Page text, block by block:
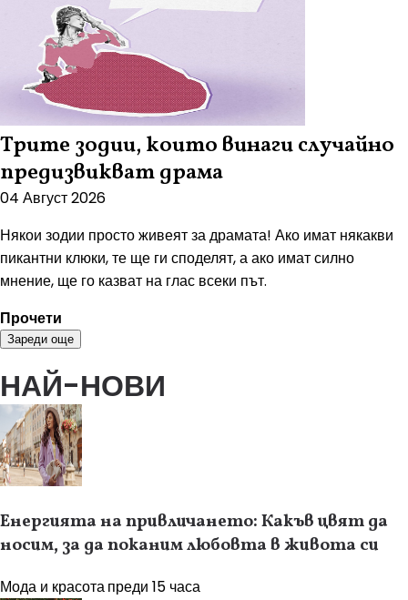
Трите зодии, които винаги случайно
предизвикват драма
04 Август 2026
Някои зодии просто живеят за драмата! Ако имат някакви
пикантни клюки, те ще ги споделят, а ако имат силно
мнение, ще го казват на глас всеки път.
Прочети
Зареди още
НАЙ-НОВИ
Енергията на привличането: Какъв цвят да
носим, за да поканим любовта в живота си
Мода и красотапреди 15 часа